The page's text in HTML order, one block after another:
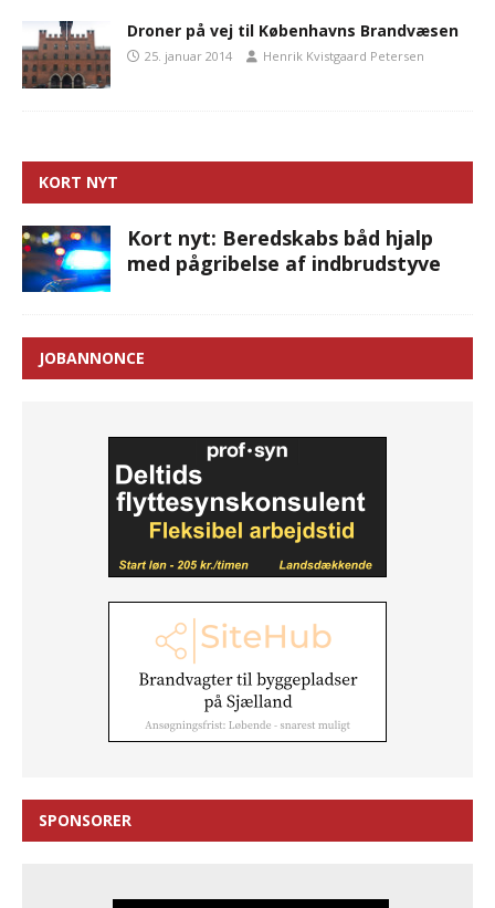
Droner på vej til Københavns Brandvæsen
25. januar 2014 Henrik Kvistgaard Petersen
KORT NYT
Kort nyt: Beredskabs båd hjalp
med pågribelse af indbrudstyve
JOBANNONCE
SPONSORER